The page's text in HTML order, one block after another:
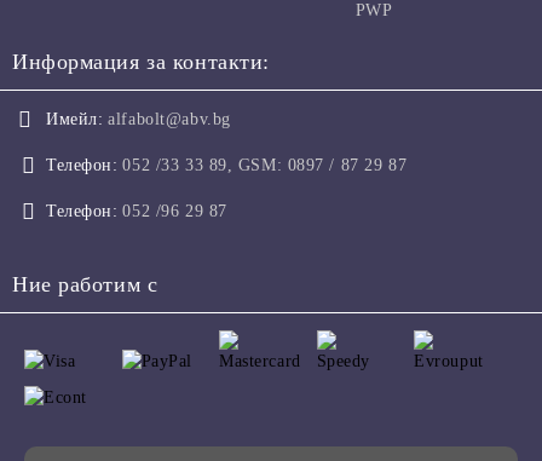
PWP
Информация за контакти:
Имейл: alfabolt@abv.bg
Телефон: 052 /33 33 89, GSM: 0897 / 87 29 87
Телефон: 052 /96 29 87
Ние работим с